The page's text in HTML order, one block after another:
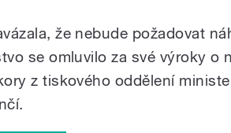
že nebude požadovat
se omluvilo za své výroky o
z tiskového oddělení